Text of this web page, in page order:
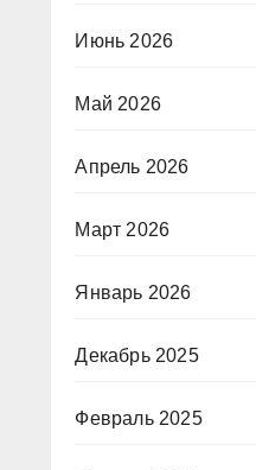
Июнь 2026
Май 2026
Апрель 2026
Март 2026
Январь 2026
Декабрь 2025
Февраль 2025